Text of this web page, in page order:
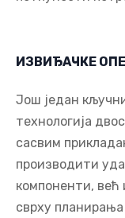
ИЗВИЂАЧКЕ
Још један
технологија
сасвим
производити
компоненти, већ
сврху